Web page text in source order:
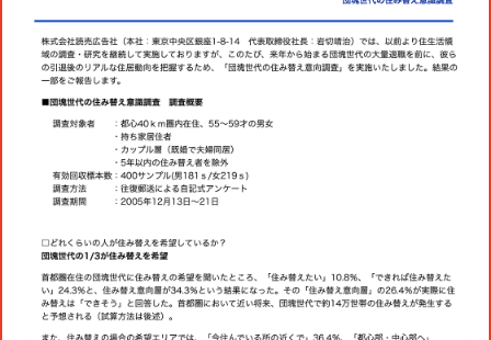
デジタルコンサルティング
ビジネスデベロップメント
マーケティング
クリエイティブ
方針
推進体制
環境
社会
社長メッセージ
会社概要
役員一覧
RECRUIT
新卒採用
通年採用
カムバック採用
トップへ